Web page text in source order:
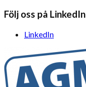
Följ oss på LinkedIn
LinkedIn